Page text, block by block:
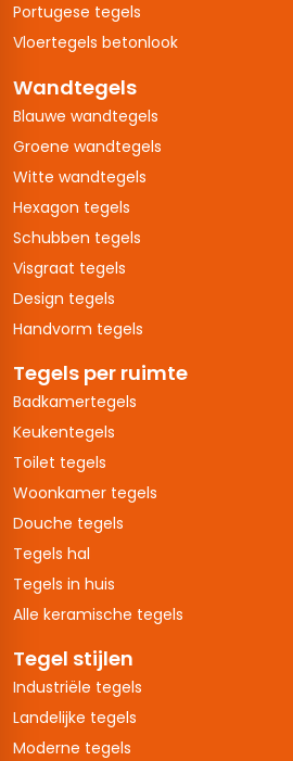
Portugese tegels
Vloertegels betonlook
Wandtegels
Blauwe wandtegels
Groene wandtegels
Witte wandtegels
Hexagon tegels
Schubben tegels
Visgraat tegels
Design tegels
Handvorm tegels
Tegels per ruimte
Badkamertegels
Keukentegels
Toilet tegels
Woonkamer tegels
Douche tegels
Tegels hal
Tegels in huis
Alle keramische tegels
Tegel stijlen
Industriële tegels
Landelijke tegels
Moderne tegels